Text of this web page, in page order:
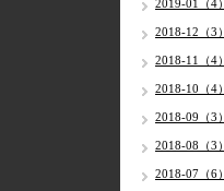
2019-01（4）
2018-12（3）
2018-11（4）
2018-10（4）
2018-09（3）
2018-08（3）
2018-07（6）